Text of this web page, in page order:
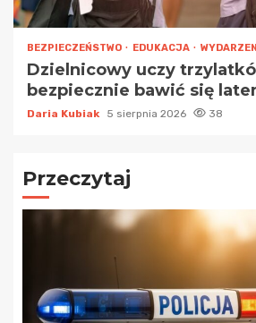
BEZPIECZEŃSTWO EDUKACJA
Dzielnicowy uczy
bezpiecznie bawić się
Daria Kubiak 5 sierpnia 2026 38
Przeczytaj